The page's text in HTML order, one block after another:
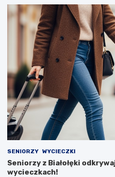
SENIORZY WYCIECZKI
Seniorzy z Białołęki
wycieczkach!